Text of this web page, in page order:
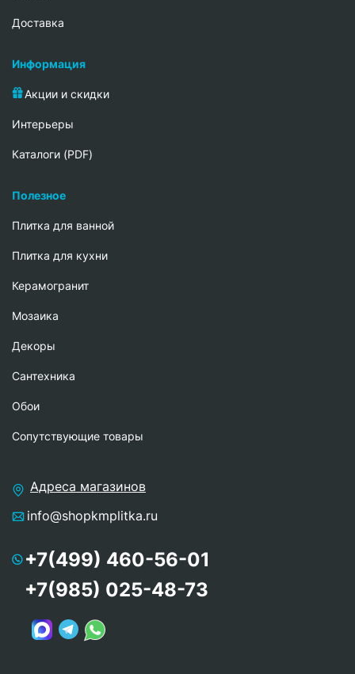
Доставка
Информация
Акции и скидки
Интерьеры
Каталоги (PDF)
Полезное
Плитка для ванной
Плитка для кухни
Керамогранит
Мозаика
Декоры
Сантехника
Обои
Сопутствующие товары
Адреса магазинов
info@shopkmplitka.ru
+7(499) 460-56-01
+7(985) 025-48-73